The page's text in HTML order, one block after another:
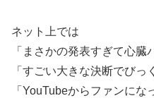
ネット上では
「まさかの発表すぎて心臓
「すごい大きな決断でびっ
「YouTubeからファンに